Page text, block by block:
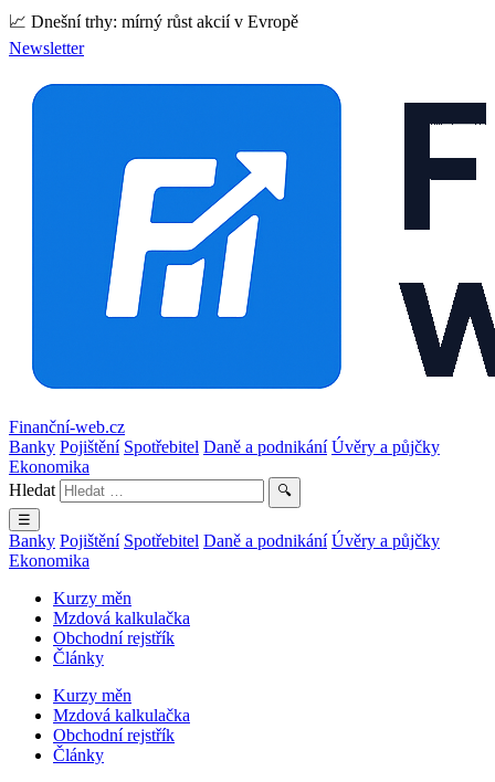
📈 Dnešní trhy: mírný růst akcií v Evropě
Newsletter
Finanční-web.cz
Banky Pojištění Spotřebitel Daně a podnikání Úvěry a půjčky
Ekonomika
Hledat
🔍
☰
Banky Pojištění Spotřebitel Daně a podnikání Úvěry a půjčky
Ekonomika
Kurzy měn
Mzdová kalkulačka
Obchodní rejstřík
Články
Kurzy měn
Mzdová kalkulačka
Obchodní rejstřík
Články